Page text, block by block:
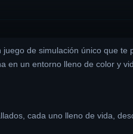
juego de simulación único que
en un entorno lleno de color y
cada uno lleno de vida,